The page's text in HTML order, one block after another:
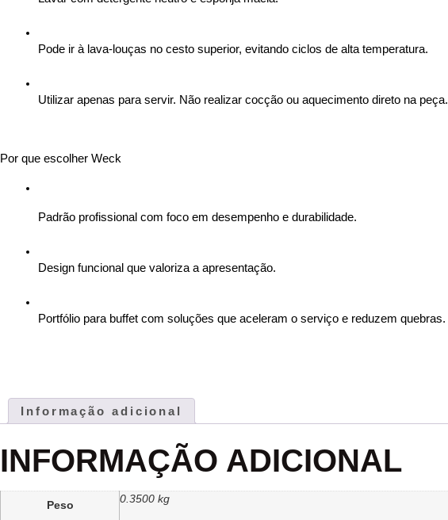
Pode ir à lava-louças no cesto superior, evitando ciclos de alta temperatura.
Utilizar apenas para servir. Não realizar cocção ou aquecimento direto na peça.
Por que escolher Weck
Padrão profissional com foco em desempenho e durabilidade.
Design funcional que valoriza a apresentação.
Portfólio para buffet com soluções que aceleram o serviço e reduzem quebras.
Informação adicional
INFORMAÇÃO ADICIONAL
Peso
0.3500 kg